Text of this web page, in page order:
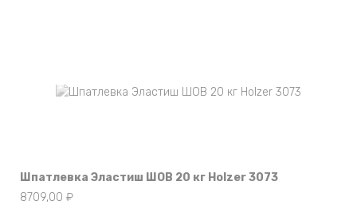
Шпатлевка Эластиш ШОВ 20 кг Holzer 3073
8709,00 ₽